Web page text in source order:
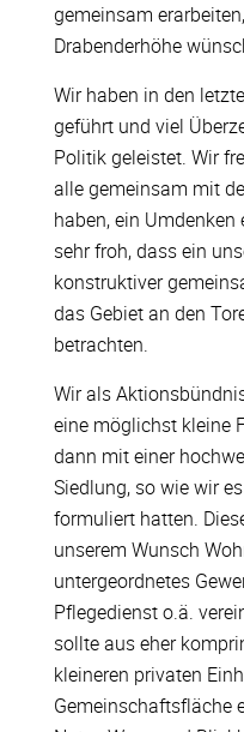
gemeinsam
Drabenderhöhe
Wir haben in den
geführt und viel
Politik geleistet. Wir
alle gemeinsam mit
haben, ein
sehr froh, dass ein
konstruktiver
das Gebiet an den
betrachten.
Wir als
eine möglichst kleine
dann mit einer
Siedlung, so wie wir
formuliert hatten.
unserem Wunsch
untergeordnetes
Pflegedienst o.ä.
sollte aus eher
kleineren privaten
Gemeinschaftsfläche